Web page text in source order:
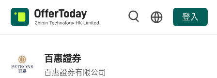
登入
百惠證券
百惠證券有限公司